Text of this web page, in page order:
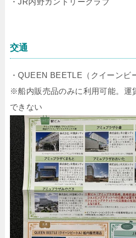
・JR内野カントリークラブ
交通
・QUEEN BEETLE（クイーンビ
※船内販売品のみに利用可能。運
できない